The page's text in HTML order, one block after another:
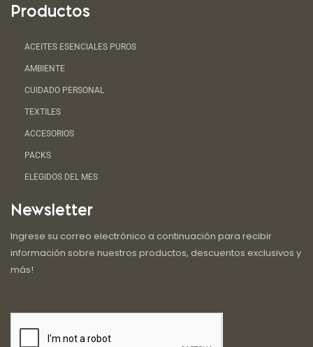
Productos
ACEITES ESENCIALES PUROS
AMBIENTE
CUIDADO PERSONAL
TEXTILES
ACCESORIOS
PACKS
ELEGIDOS DEL MES
Newsletter
Ingrese su correo electrónico a continuación para recibir
información sobre nuestros productos, descuentos exclusivos y
más!